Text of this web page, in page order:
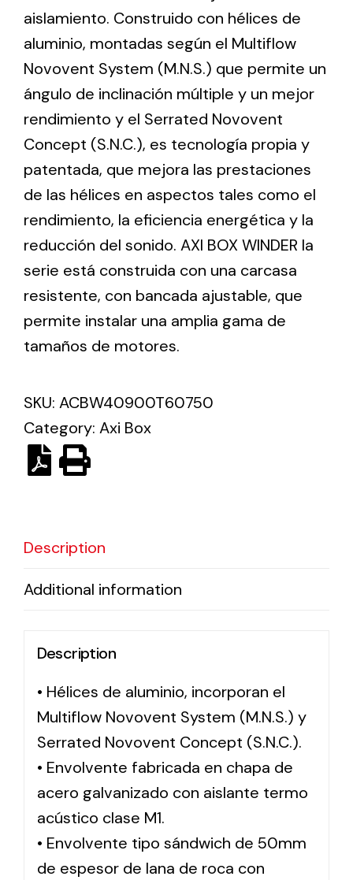
Ventilation
The incorporation of Novovent into the group
meant a greater offer of ventilation products for
different uses
Iluminación Solar
Variedad de soluciones solares para todo tipo
de necesidades.
Solar lighting
Variety of solar solutions for all kinds of needs.
aislamiento. Construido con hélices de
aluminio, montadas según el Multiflow
Novovent System (M.N.S.) que permite un
ángulo de inclinación múltiple y un mejor
rendimiento y el Serrated Novovent
Concept (S.N.C.), es tecnología propia y
patentada, que mejora las prestaciones
de las hélices en aspectos tales como el
rendimiento, la eficiencia energética y la
reducción del sonido. AXI BOX WINDER la
serie está construida con una carcasa
resistente, con bancada ajustable, que
permite instalar una amplia gama de
tamaños de motores.
SKU: ACBW40900T60750
Category: Axi Box
Description
Additional information
Description
• Hélices de aluminio, incorporan el
Multiflow Novovent System (M.N.S.) y
Serrated Novovent Concept (S.N.C.).
• Envolvente fabricada en chapa de
acero galvanizado con aislante termo
acústico clase M1.
• Envolvente tipo sándwich de 50mm
de espesor de lana de roca con